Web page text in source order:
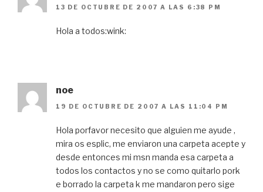
13 DE OCTUBRE DE 2007 A LAS 6:38 PM
Hola a todos:wink:
noe
19 DE OCTUBRE DE 2007 A LAS 11:04 PM
Hola porfavor necesito que alguien me ayude ,
mira os esplic, me enviaron una carpeta acepte y
desde entonces mi msn manda esa carpeta a
todos los contactos y no se como quitarlo pork
e borrado la carpeta k me mandaron pero sige